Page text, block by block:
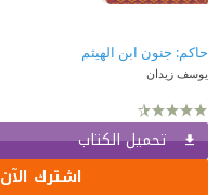
حاكم: جنون ابن الهيثم
يوسف زيدان
تحميل الكتاب
اشترك الآن